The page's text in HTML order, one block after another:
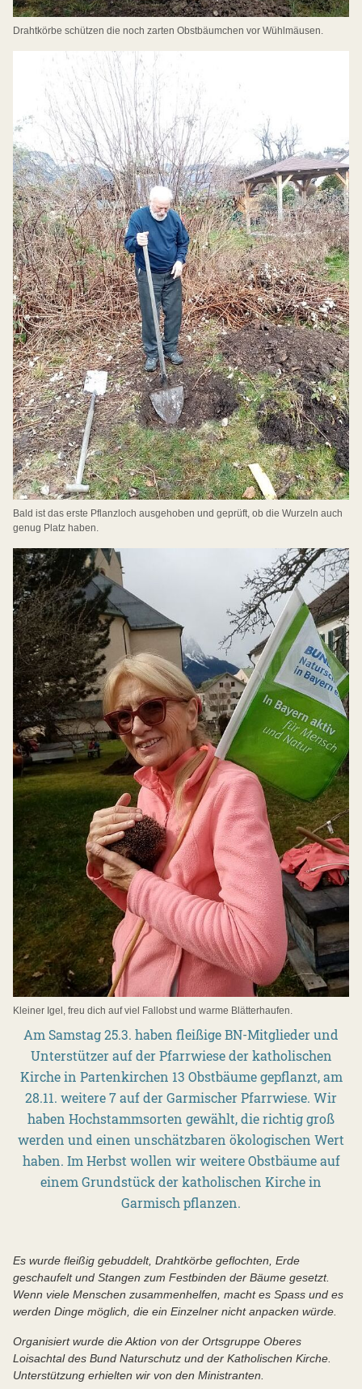
Drahtkörbe schützen die noch zarten Obstbäumchen vor Wühlmäusen.
Bald ist das erste Pflanzloch ausgehoben und geprüft, ob die Wurzeln auch
genug Platz haben.
Kleiner Igel, freu dich auf viel Fallobst und warme Blätterhaufen.
Am Samstag 25.3. haben fleißige BN-Mitglieder und
Unterstützer auf der Pfarrwiese der katholischen
Kirche in Partenkirchen 13 Obstbäume gepflanzt, am
28.11. weitere 7 auf der Garmischer Pfarrwiese. Wir
haben Hochstammsorten gewählt, die richtig groß
werden und einen unschätzbaren ökologischen Wert
haben. Im Herbst wollen wir weitere Obstbäume auf
einem Grundstück der katholischen Kirche in
Garmisch pflanzen.
Es wurde fleißig gebuddelt, Drahtkörbe geflochten, Erde
geschaufelt und Stangen zum Festbinden der Bäume gesetzt.
Wenn viele Menschen zusammenhelfen, macht es Spass und es
werden Dinge möglich, die ein Einzelner nicht anpacken würde.
Organisiert wurde die Aktion von der Ortsgruppe Oberes
Loisachtal des Bund Naturschutz und der Katholischen Kirche.
Unterstützung erhielten wir von den Ministranten.